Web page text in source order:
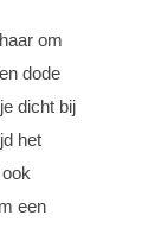
om
dode
dicht bij
het
een